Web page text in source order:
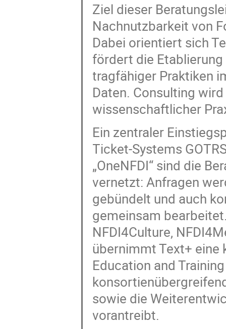
Ziel dieser
Nachnutzbarkeit von
Dabei orientiert sich
fördert die
tragfähiger Praktiken
Daten. Consulting
wissenschaftlicher
Ein zentraler
Ticket-Systems
„OneNFDI“ sind die
vernetzt: Anfragen
gebündelt und auch
gemeinsam
NFDI4Culture,
übernimmt Text+ eine
Education and
sowie die
vorantreibt.